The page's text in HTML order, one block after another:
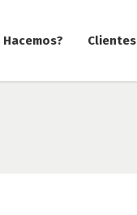
Hacemos? Clientes